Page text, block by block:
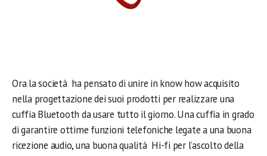
Ora la società ha pensato di unire in know how acquisito
nella progettazione dei suoi prodotti per realizzare una
cuffia Bluetooth da usare tutto il giorno. Una cuffia in grado
di garantire ottime funzioni telefoniche legate a una buona
ricezione audio, una buona qualità Hi-fi per l’ascolto della